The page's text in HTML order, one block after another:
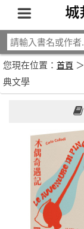
您現在位置： 首頁 ＞
典文學